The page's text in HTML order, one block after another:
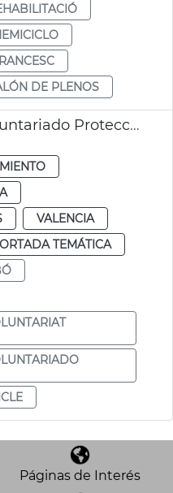
DE PLENOS
Día Internacional Voluntariado Protección Civil
VALENCIA
TEMÁTICA
Páginas de Interés